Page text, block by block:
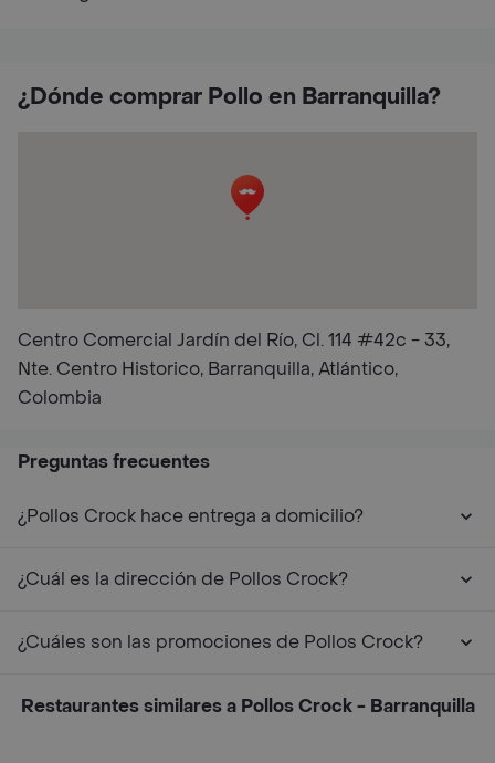
¿Dónde comprar Pollo en Barranquilla?
Centro Comercial Jardín del Río, Cl. 114 #42c - 33,
Nte. Centro Historico, Barranquilla, Atlántico,
Colombia
Preguntas frecuentes
¿Pollos Crock hace entrega a domicilio?
¿Cuál es la dirección de Pollos Crock?
¿Cuáles son las promociones de Pollos Crock?
Restaurantes similares a Pollos Crock - Barranquilla